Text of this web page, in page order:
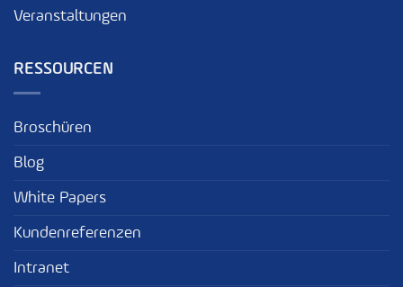
Veranstaltungen
RESSOURCEN
Broschüren
Blog
White Papers
Kundenreferenzen
Intranet